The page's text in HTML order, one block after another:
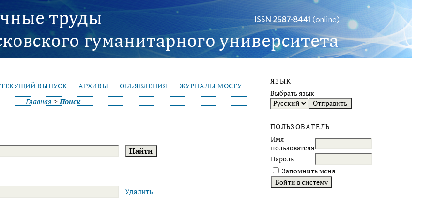
ЯЗЫК
Выбрать язык
ПОЛЬЗОВАТЕЛЬ
Имя
пользователя
Пароль
Запомнить меня
ТЕКУЩИЙ ВЫПУСК АРХИВЫ ОБЪЯВЛЕНИЯ ЖУРНАЛЫ МОСГУ
Главная >Поиск
Удалить